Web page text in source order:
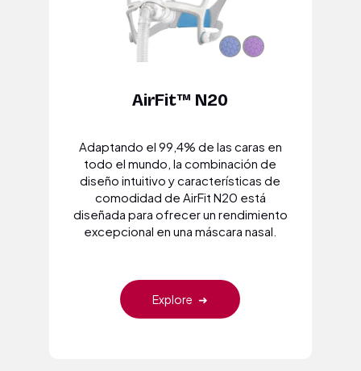
AirFit™ N20
Adaptando el 99,4% de las caras en
todo el mundo, la combinación de
diseño intuitivo y características de
comodidad de AirFit N20 está
diseñada para ofrecer un rendimiento
excepcional en una máscara nasal.
Explore ➜